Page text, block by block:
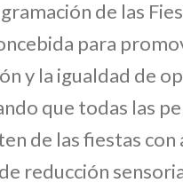
de las
para
y la igualdad de
que todas las
de las fiestas con
reducción